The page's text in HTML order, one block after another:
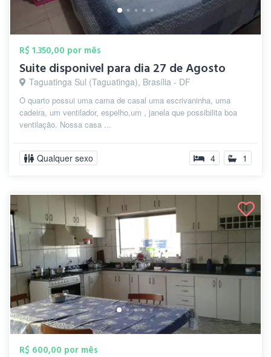
R$ 1.350,00 por mês
Suite disponivel para dia 27 de Agosto
Taguatinga Sul (Taguatinga), Brasília - DF
O quarto possui uma cama de casal uma escrivaninha, uma
cadeira, um ventilador, espelho,um , janela que possibilita boa
ventilação. Nossa casa ...
Qualquer sexo 4 1
R$ 600,00 por mês